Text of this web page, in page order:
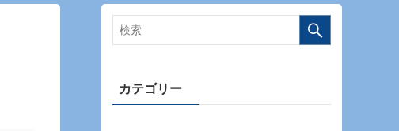
カテゴリー